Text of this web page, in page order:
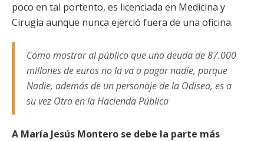
poco en tal portento, es licenciada en Medicina y
Cirugía aunque nunca ejerció fuera de una oficina.
Cómo mostrar al público que una deuda de 87.000
millones de euros no la va a pagar nadie, porque
Nadie, además de un personaje de la Odisea, es a
su vez Otro en la Hacienda Pública
A María Jesús Montero se debe la parte más